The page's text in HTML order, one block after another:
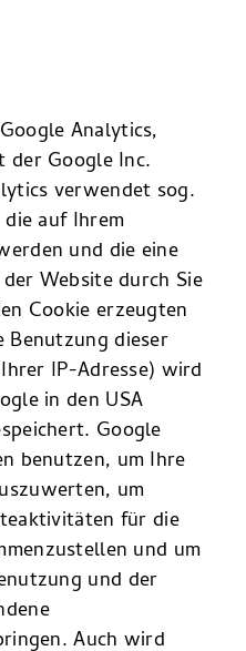
Analytics,
der Google Inc.
verwendet sog.
die auf Ihrem
und die eine
Website durch Sie
Cookie erzeugten
dieser
IP-Adresse) wird
in den USA
Google
benutzen, um Ihre
um
für die
und um
und der
Auch wird